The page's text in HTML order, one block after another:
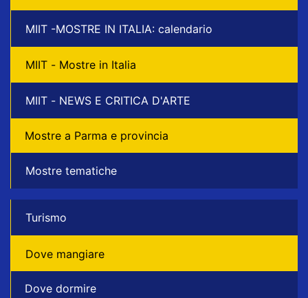
MIIT -MOSTRE IN ITALIA: calendario
MIIT - Mostre in Italia
MIIT - NEWS E CRITICA D'ARTE
Mostre a Parma e provincia
Mostre tematiche
Turismo
Dove mangiare
Dove dormire